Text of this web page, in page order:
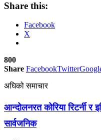
Share this:
Facebook
X
800
Share FacebookTwitter
अघिको समाचार
आन्दोलनरत कोरिया रिटर्नी र
सार्वजनिक